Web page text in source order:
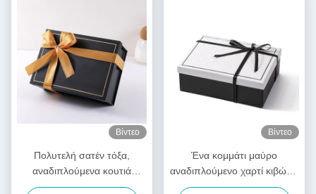
Βίντεο
Πολυτελή σατέν τόξα,
αναδιπλούμενα κουτιά
δώρων, προ-δεμένα,
Βίντεο
Ένα κομμάτι μαύρο
αναδιπλούμενο χαρτί κιβώτιο
σατέν κορδέλες πολυτελή